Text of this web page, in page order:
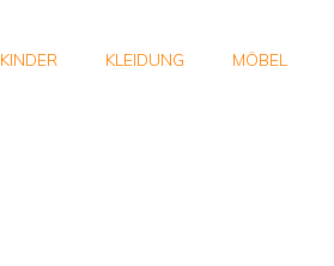
KINDER KLEIDUNG MÖBEL